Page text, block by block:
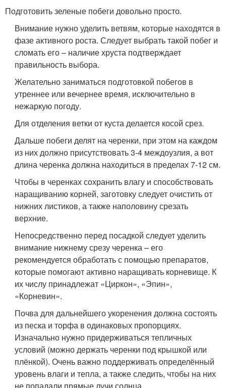
Подготовить зеленые побеги довольно просто.
Внимание нужно уделить ветвям, которые находятся в
фазе активного роста. Следует выбрать такой побег и
сломать его – наличие хруста подтверждает
правильность выбора.
Желательно заниматься подготовкой побегов в
утреннее или вечернее время, исключительно в
нежаркую погоду.
Для отделения ветки от куста делается косой срез.
Дальше побеги делят на черенки, при этом на каждом
из них должно присутствовать 3-4 междоузлия, а вот
длина черенка должна находиться в пределах 7-12 см.
Чтобы в черенках сохранить влагу и способствовать
наращиванию корней, заготовку следует очистить от
нижних листиков, а также наполовину срезать
верхние.
Непосредственно перед посадкой следует уделить
внимание нижнему срезу черенка – его
рекомендуется обработать с помощью препаратов,
которые помогают активно наращивать корневище. К
их числу принадлежат «Циркон», «Эпин»,
«Корневин».
Почва для дальнейшего укоренения должна состоять
из песка и торфа в одинаковых пропорциях.
Изначально нужно придерживаться тепличных
условий (можно держать черенки под крышкой или
плёнкой). Очень важно поддерживать определённый
уровень влаги и тепла, а также следить, чтобы на них